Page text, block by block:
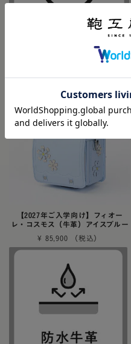
【2027年ご入学向け】フィオー
レ・コスモス（牛革）アイスブルー
¥ 85,900